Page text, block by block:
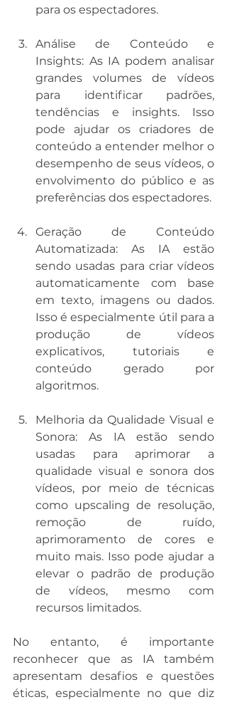
para os espectadores.
Análise de Conteúdo e
Insights: As IA podem analisar
grandes volumes de vídeos
para identificar padrões,
tendências e insights. Isso
pode ajudar os criadores de
conteúdo a entender melhor o
desempenho de seus vídeos, o
envolvimento do público e as
preferências dos espectadores.
Geração de Conteúdo
Automatizada: As IA estão
sendo usadas para criar vídeos
automaticamente com base
em texto, imagens ou dados.
Isso é especialmente útil para a
produção de vídeos
explicativos, tutoriais e
conteúdo gerado por
algoritmos.
Melhoria da Qualidade Visual e
Sonora: As IA estão sendo
usadas para aprimorar a
qualidade visual e sonora dos
vídeos, por meio de técnicas
como upscaling de resolução,
remoção de ruído,
aprimoramento de cores e
muito mais. Isso pode ajudar a
elevar o padrão de produção
de vídeos, mesmo com
recursos limitados.
No entanto, é importante
reconhecer que as IA também
apresentam desafios e questões
éticas, especialmente no que diz